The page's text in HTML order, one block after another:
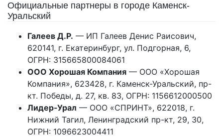
Официальные партнеры в городе Каменск-
Уральский
Галеев Д.Р. — ИП Галеев Денис Раисович,
620141, г. Екатеринбург, ул. Подгорная, 6,
ОГРН: 315665800084061
ООО Хорошая Компания — ООО «Хорошая
Компания», 623428, г. Каменск-Уральский, пр-
кт. Победы, д. 27, кв. 83, ОГРН: 1156612000500
Лидер-Урал — ООО «СПРИНТ», 622018, г.
Нижний Тагил, Ленинградский пр-кт, 29, 30,
ОГРН: 1096623004411